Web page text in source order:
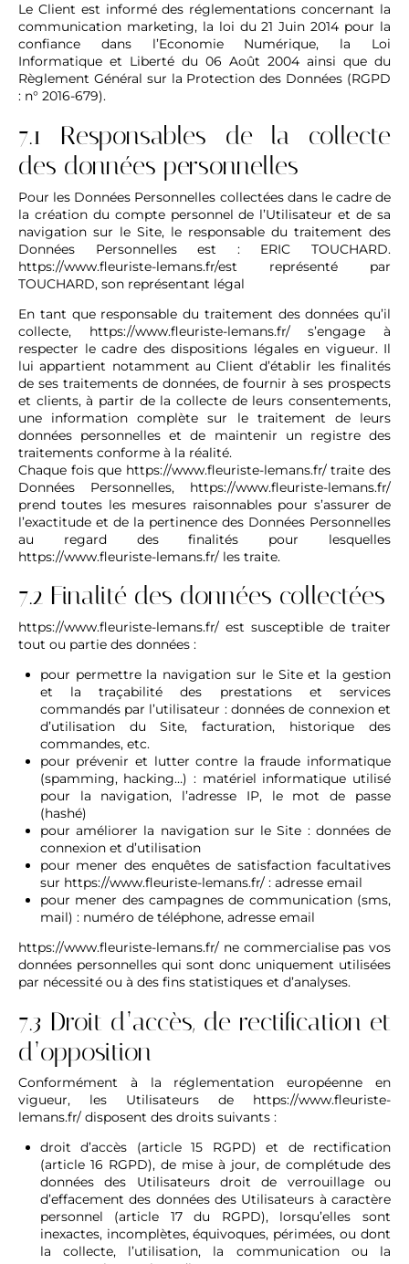
Le Client est informé des réglementations concernant la
communication marketing, la loi du 21 Juin 2014 pour la
confiance dans l’Economie Numérique, la Loi
Informatique et Liberté du 06 Août 2004 ainsi que du
Règlement Général sur la Protection des Données (RGPD
: n° 2016-679).
7.1 Responsables de la collecte
des données personnelles
Pour les Données Personnelles collectées dans le cadre de
la création du compte personnel de l’Utilisateur et de sa
navigation sur le Site, le responsable du traitement des
Données Personnelles est : ERIC TOUCHARD.
https://www.fleuriste-lemans.fr/est représenté par
TOUCHARD, son représentant légal
En tant que responsable du traitement des données qu’il
collecte, https://www.fleuriste-lemans.fr/s’engage à
respecter le cadre des dispositions légales en vigueur. Il
lui appartient notamment au Client d’établir les finalités
de ses traitements de données, de fournir à ses prospects
et clients, à partir de la collecte de leurs consentements,
une information complète sur le traitement de leurs
données personnelles et de maintenir un registre des
traitements conforme à la réalité.
Chaque fois que https://www.fleuriste-lemans.fr/traite des
Données Personnelles, https://www.fleuriste-lemans.fr/
prend toutes les mesures raisonnables pour s’assurer de
l’exactitude et de la pertinence des Données Personnelles
au regard des finalités pour lesquelles
https://www.fleuriste-lemans.fr/ les traite.
7.2 Finalité des données collectées
https://www.fleuriste-lemans.fr/ est susceptible de traiter
tout ou partie des données :
pour permettre la navigation sur le Site et la gestion
et la traçabilité des prestations et services
commandés par l’utilisateur : données de connexion et
d’utilisation du Site, facturation, historique des
commandes, etc.
pour prévenir et lutter contre la fraude informatique
(spamming, hacking…) : matériel informatique utilisé
pour la navigation, l’adresse IP, le mot de passe
(hashé)
pour améliorer la navigation sur le Site : données de
connexion et d’utilisation
pour mener des enquêtes de satisfaction facultatives
sur https://www.fleuriste-lemans.fr/: adresse email
pour mener des campagnes de communication (sms,
mail) : numéro de téléphone, adresse email
https://www.fleuriste-lemans.fr/ ne commercialise pas vos
données personnelles qui sont donc uniquement utilisées
par nécessité ou à des fins statistiques et d’analyses.
7.3 Droit d’accès, de rectification et
d’opposition
Conformément à la réglementation européenne en
vigueur, les Utilisateurs de https://www.fleuriste-
lemans.fr/ disposent des droits suivants :
droit d’accès (article 15 RGPD) et de rectification
(article 16 RGPD), de mise à jour, de complétude des
données des Utilisateurs droit de verrouillage ou
d’effacement des données des Utilisateurs à caractère
personnel (article 17 du RGPD), lorsqu’elles sont
inexactes, incomplètes, équivoques, périmées, ou dont
la collecte, l’utilisation, la communication ou la